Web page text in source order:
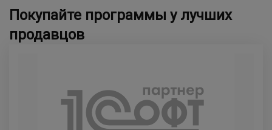
Покупайте программы у лучших
продавцов